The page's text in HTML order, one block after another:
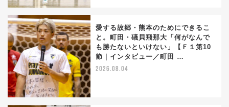
愛する故郷・熊本のためにできるこ
と。町田・礒貝飛那大「何がなんで
も勝たないといけない」【Ｆ１第10
節｜インタビュー／町田 …
2026.08.04